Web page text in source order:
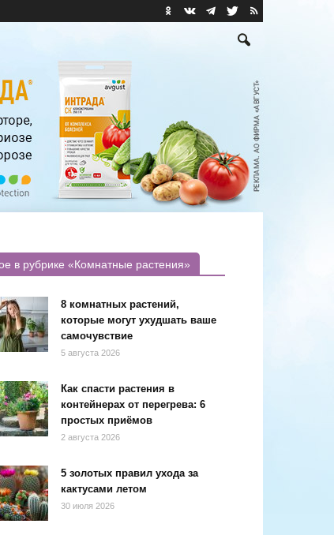
в рубрике «Комнатные растения»
8 комнатных растений,
которые могут ухудшать ваше
самочувствие
5 августа 2026
Как спасти растения в
контейнерах от перегрева: 6
простых приёмов
2 августа 2026
5 золотых правил ухода за
кактусами летом
30 июля 2026